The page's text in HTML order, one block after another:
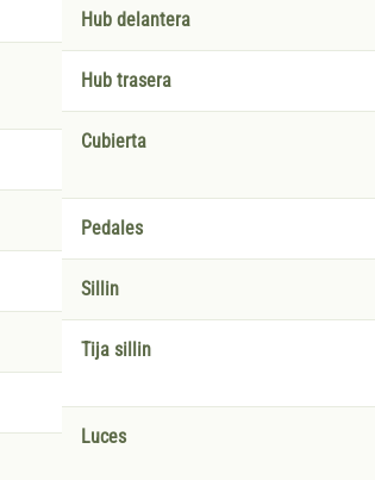
Hub delantera
Hub trasera
Cubierta
Pedales
Sillin
Tija sillin
Luces